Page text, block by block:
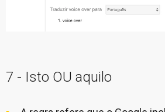
7 - Isto OU aquilo